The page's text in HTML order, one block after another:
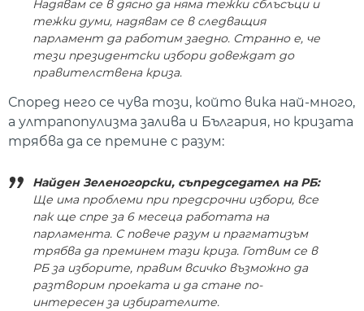
Надявам се в дясно да няма тежки сблъсъци и
тежки думи, надявам се в следващия
парламент да работим заедно. Странно е, че
тези президентски избори довеждат до
правителствена криза.
Според него се чува този, който вика най-много,
а ултрапопулизма залива и България, но кризата
трябва да се премине с разум:
Найден Зеленогорски, съпредседател на РБ:
Ще има проблеми при предсрочни избори, все
пак ще спре за 6 месеца работата на
парламента. С повече разум и прагматизъм
трябва да преминем тази криза. Готвим се в
РБ за изборите, правим всичко възможно да
разтворим проеката и да стане по-
интересен за избирателите.